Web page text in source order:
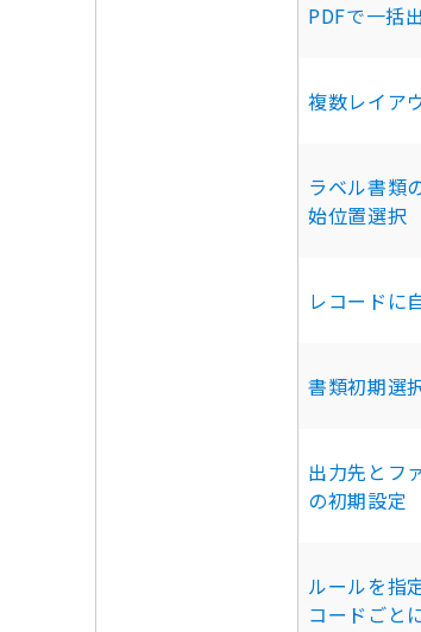
PDFで一括
複数レイア
ラベル書類
始位置選択
レコードに
書類初期選
出力先とフ
の初期設定
ルールを指
コードごと